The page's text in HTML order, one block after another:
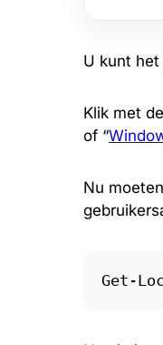
U kunt
Klik met
of “
Nu
Get-